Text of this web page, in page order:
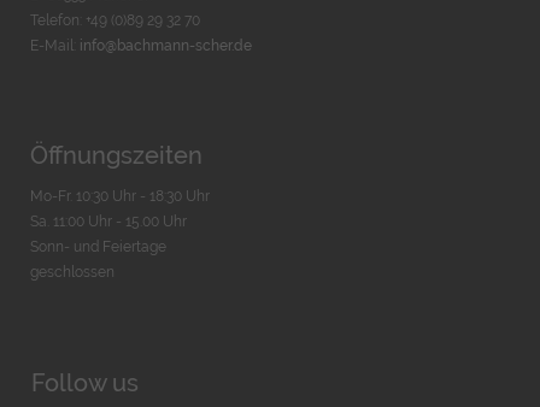
Telefon: +49 (0)89 29 32 70
E-Mail: info@bachmann-scher.de
Öffnungszeiten
Mo-Fr. 10:30 Uhr - 18:30 Uhr
Sa. 11:00 Uhr - 15.00 Uhr
Sonn- und Feiertage
geschlossen
Follow us